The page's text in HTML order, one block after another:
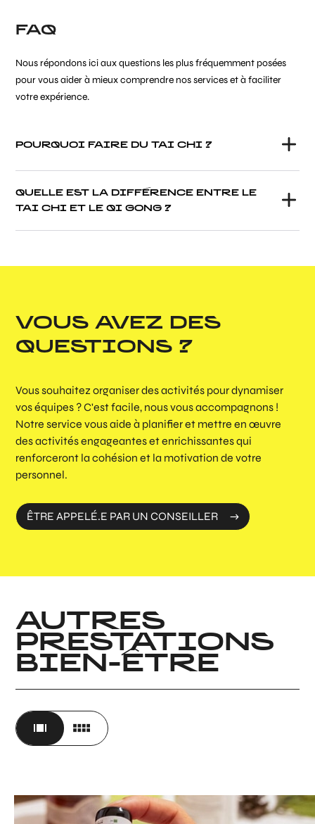
FAQ
Nous répondons ici aux questions les plus fréquemment posées
pour vous aider à mieux comprendre nos services et à faciliter
votre expérience.
POURQUOI FAIRE DU TAI CHI ?
QUELLE EST LA DIFFÉRENCE ENTRE LE
TAI CHI ET LE QI GONG ?
VOUS AVEZ DES
QUESTIONS ?
Vous souhaitez organiser des activités pour dynamiser
vos équipes ? C'est facile, nous vous accompagnons !
Notre service vous aide à planifier et mettre en œuvre
des activités engageantes et enrichissantes qui
renforceront la cohésion et la motivation de votre
personnel.
ÊTRE APPELÉ.E PAR UN CONSEILLER
AUTRES
PRESTATIONS
BIEN-ÊTRE